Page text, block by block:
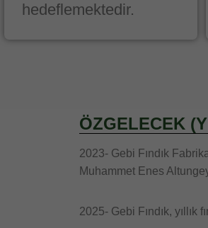
hedeflemektedir.
ÖZGELECEK
2023- Gebi Fındık
Muhammet Enes
2025- Gebi Fındık, yıllık